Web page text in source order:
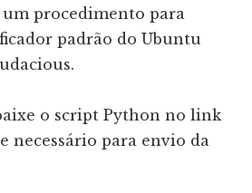
procedimento para
padrão do Ubuntu
o script Python no link
necessário para envio da